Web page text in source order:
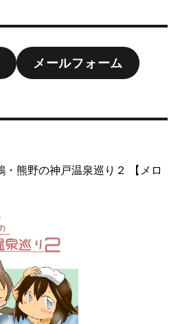
メールフォーム
・熊野の神戸温泉巡り２ 【メロ